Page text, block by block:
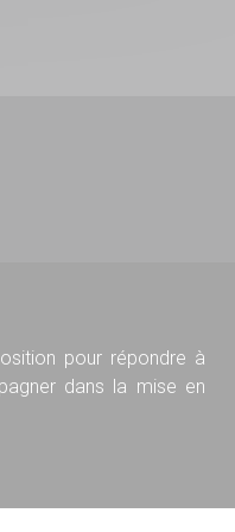
pour répondre à
dans la mise en